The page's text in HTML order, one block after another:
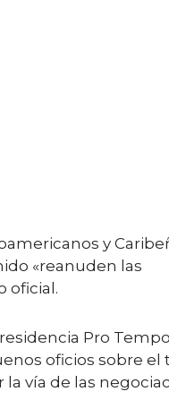
y
«reanuden las
oficial.
Pro
oficios sobre el
vía de las